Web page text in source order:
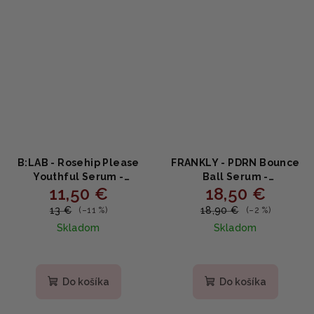
B:LAB - Rosehip Please
Youthful Serum -
Omladzujúce pleťové
sérum so šípkovou ružou
11,50 €
13 € (–11 %)
Skladom
Do košíka
FRANKLY - PDRN Bounce
Ball Serum -
Regeneračné sérum s
PDRN a niacínamidom
18,50 €
18,90 € (–2 %)
Skladom
produktu
Do košíka